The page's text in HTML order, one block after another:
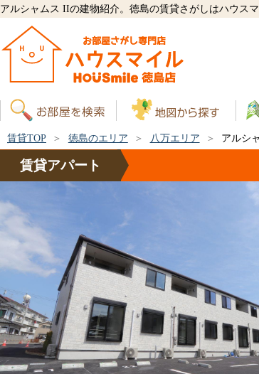
アルシャムス IIの建物紹介。徳島の賃貸さがしはハウスマ
賃貸TOP 徳島のエリア 八万エリア アルシ
賃貸アパート